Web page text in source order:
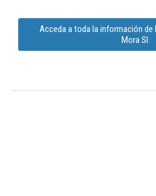
Acceda a toda la información
Mora Sl.